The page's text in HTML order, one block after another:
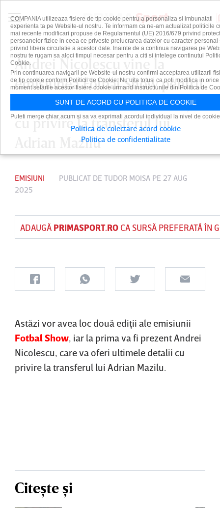
Andrei Nicolescu vine la
emisiunea Fotbal Show pentru
a dezvălui ultimele informaţii
cu privire la transferul lui
Adrian Mazilu
EMISIUNI PUBLICAT DE TUDOR MOISA PE 27 AUG
2025
ADAUGĂ PRIMASPORT.ROCA SURSĂ PREFERATĂ ÎN
Astăzi vor avea loc două ediţii ale emisiunii
Fotbal Show, iar la prima va fi prezent Andrei
Nicolescu, care va oferi ultimele detalii cu
privire la transferul lui Adrian Mazilu.
Citește și
COMPANIA utilizeaza fisiere de tip cookie pentru a personaliza si imbunatati
experienta ta pe Website-ul nostru. Te informam ca ne-am actualizat politicile
mai recente modificari propuse de Regulamentul (UE) 2016/679 privind
persoanelor fizice in ceea ce priveste prelucrarea datelor cu caracter personal
privind libera circulatie a acestor date. Inainte de a continua navigarea pe
nostru te rugam sa aloci timpul necesar pentru a citi si intelege continutul
Cookie.
Prin continuarea navigarii pe Website-ul nostru confirmi acceptarea utilizarii
de tip cookie conform Politicii de Cookie. Nu uita totusi ca poti modifica in orice
moment setarile acestor fisiere cookie urmand instructiunile din Politica de
SUNT DE ACORD CU POLITICA DE COOKIE
Puteti merge chiar acum si sa va exprimati acordul individual la nivel de
Politica de colectare acord cookie
Politica de confidentialitate